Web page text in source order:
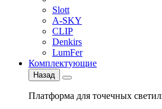
Slott
A-SKY
CLIP
Denkirs
LumFer
Комплектующие
Назад
Платформа для точечных